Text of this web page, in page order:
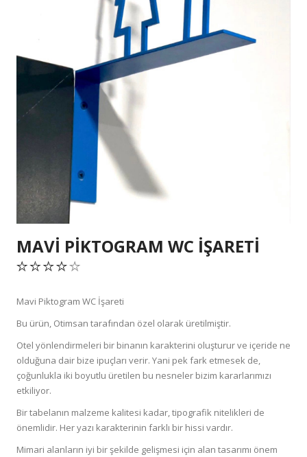
MAVI PIKTOGRAM WC İŞARETI
Mavi Piktogram WC İşareti
Bu ürün, Otimsan tarafından özel olarak üretilmiştir.
Otel yönlendirmeleri bir binanın karakterini oluşturur ve içeride ne
olduğuna dair bize ipuçları verir. Yani pek fark etmesek de,
çoğunlukla iki boyutlu üretilen bu nesneler bizim kararlarımızı
etkiliyor.
Bir tabelanın malzeme kalitesi kadar, tipografik nitelikleri de
önemlidir. Her yazı karakterinin farklı bir hissi vardır.
Mimari alanların iyi bir şekilde gelişmesi için alan tasarımı önem